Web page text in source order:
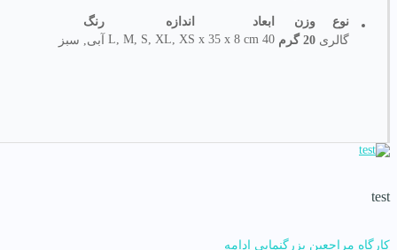
نوع وزن ابعاد اندازه
رنگ
گالری 20 گرم 40 x 35 x 8 cm
L, M, S, XL, XS آبی, سبز
test
کارگاه مراجعین بزرگنمایی ادامه